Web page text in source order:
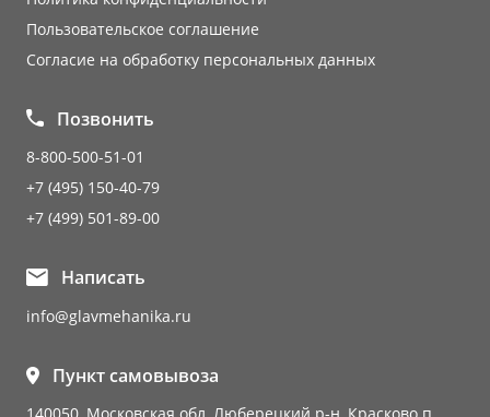
Пользовательское соглашение
Согласие на обработку персональных данных
Позвонить
8-800-500-51-01
+7 (495) 150-40-79
+7 (499) 501-89-00
Написать
info@glavmehanika.ru
Пункт самовывоза